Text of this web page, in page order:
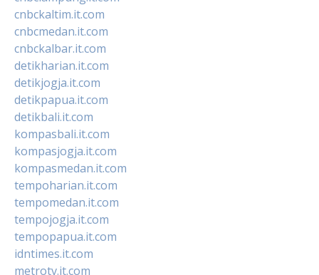
cnbckaltim.it.com
cnbcmedan.it.com
cnbckalbar.it.com
detikharian.it.com
detikjogja.it.com
detikpapua.it.com
detikbali.it.com
kompasbali.it.com
kompasjogja.it.com
kompasmedan.it.com
tempoharian.it.com
tempomedan.it.com
tempojogja.it.com
tempopapua.it.com
idntimes.it.com
metrotv.it.com